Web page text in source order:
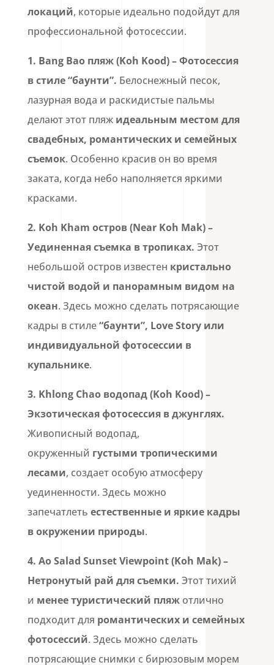
локаций, которые идеально подойдут для
профессиональной фотосессии.
1. Bang Bao пляж (Koh Kood)– Фотосессия
в стиле “баунти”. Белоснежный песок,
лазурная вода и раскидистые пальмы
делают этот пляж идеальным местом для
свадебных, романтических и семейных
съемок. Особенно красив он во время
заката, когда небо наполняется яркими
красками.
2. Koh Kham остров (Near Koh Mak)–
Уединенная съемка в тропиках. Этот
небольшой остров известен кристально
чистой водой и панорамным видом на
океан. Здесь можно сделать потрясающие
кадры в стиле“баунти”, Love Story или
индивидуальной фотосессии в
купальнике.
3. Khlong Chao водопад (Koh Kood)–
Экзотическая фотосессия в джунглях.
Живописный водопад,
окруженный густыми тропическими
лесами, создает особую атмосферу
уединенности. Здесь можно
запечатлеть естественные и яркие кадры
в окружении природы.
4. Ao Salad Sunset Viewpoint (Koh Mak)–
Нетронутый рай для съемки. Этот тихий
и менее туристический пляж отлично
подходит для романтических и семейных
фотосессий. Здесь можно сделать
потрясающие снимки с бирюзовым морем